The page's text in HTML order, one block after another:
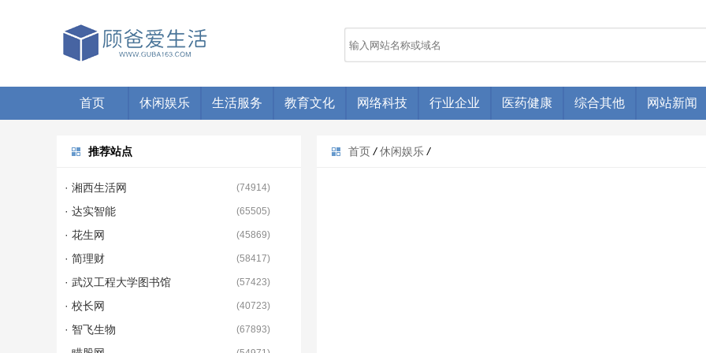
首页 休闲娱乐 生活服务 教育文化 网络科技 行业企业 医药健康 综合其他 网站新闻
首页 / 休闲娱乐 /
推荐站点
· 湘西生活网 (74914)
· 达实智能 (65505)
· 花生网 (45869)
· 简理财 (58417)
· 武汉工程大学图书馆 (57423)
· 校长网 (40723)
· 智飞生物 (67893)